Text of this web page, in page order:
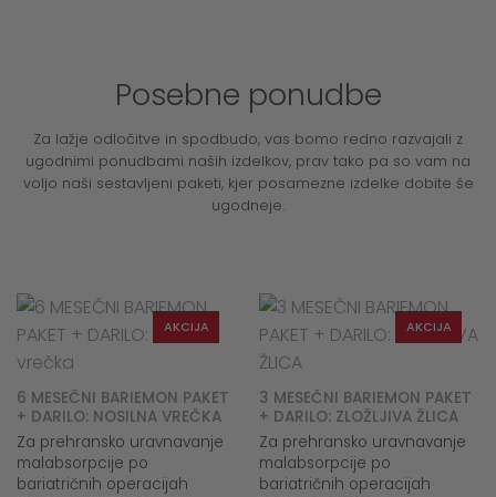
Posebne ponudbe
Za lažje odločitve in spodbudo, vas bomo redno razvajali z
ugodnimi ponudbami naših izdelkov, prav tako pa so vam na
voljo naši sestavljeni paketi, kjer posamezne izdelke dobite še
ugodneje.
AKCIJA
6 MESEČNI BARIEMON PAKET
+ DARILO: NOSILNA VREČKA
Za prehransko uravnavanje
malabsorpcije po
bariatričnih operacijah
AKCIJA
3 MESEČNI BARIEMON PAKET
+ DARILO: ZLOŽLJIVA ŽLICA
Za prehransko uravnavanje
malabsorpcije po
bariatričnih operacijah